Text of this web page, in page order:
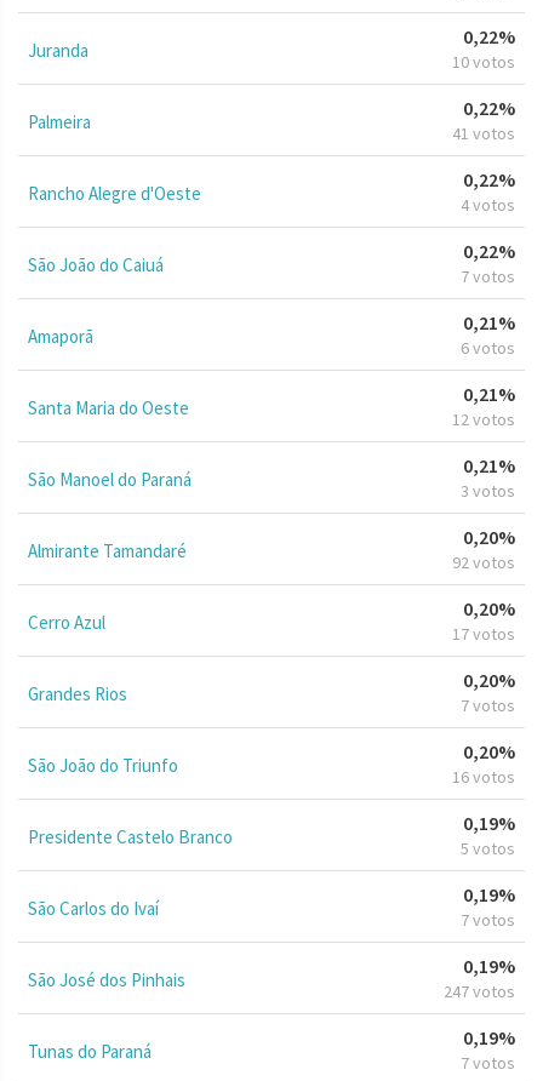
Juranda
0,22%
10 votos
Palmeira
0,22%
41 votos
Rancho Alegre d'Oeste
0,22%
4 votos
São João do Caiuá
0,22%
7 votos
Amaporã
0,21%
6 votos
Santa Maria do Oeste
0,21%
12 votos
São Manoel do Paraná
0,21%
3 votos
Almirante Tamandaré
0,20%
92 votos
Cerro Azul
0,20%
17 votos
Grandes Rios
0,20%
7 votos
São João do Triunfo
0,20%
16 votos
Presidente Castelo Branco
0,19%
5 votos
São Carlos do Ivaí
0,19%
7 votos
São José dos Pinhais
0,19%
247 votos
Tunas do Paraná
0,19%
7 votos